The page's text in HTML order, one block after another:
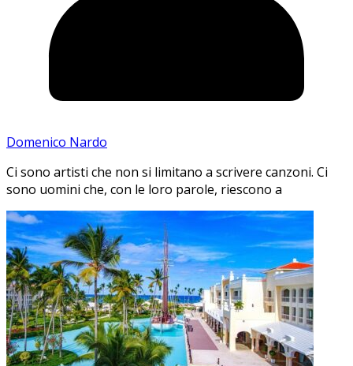
Domenico Nardo
Ci sono artisti che non si limitano a scrivere canzoni. Ci
sono uomini che, con le loro parole, riescono a